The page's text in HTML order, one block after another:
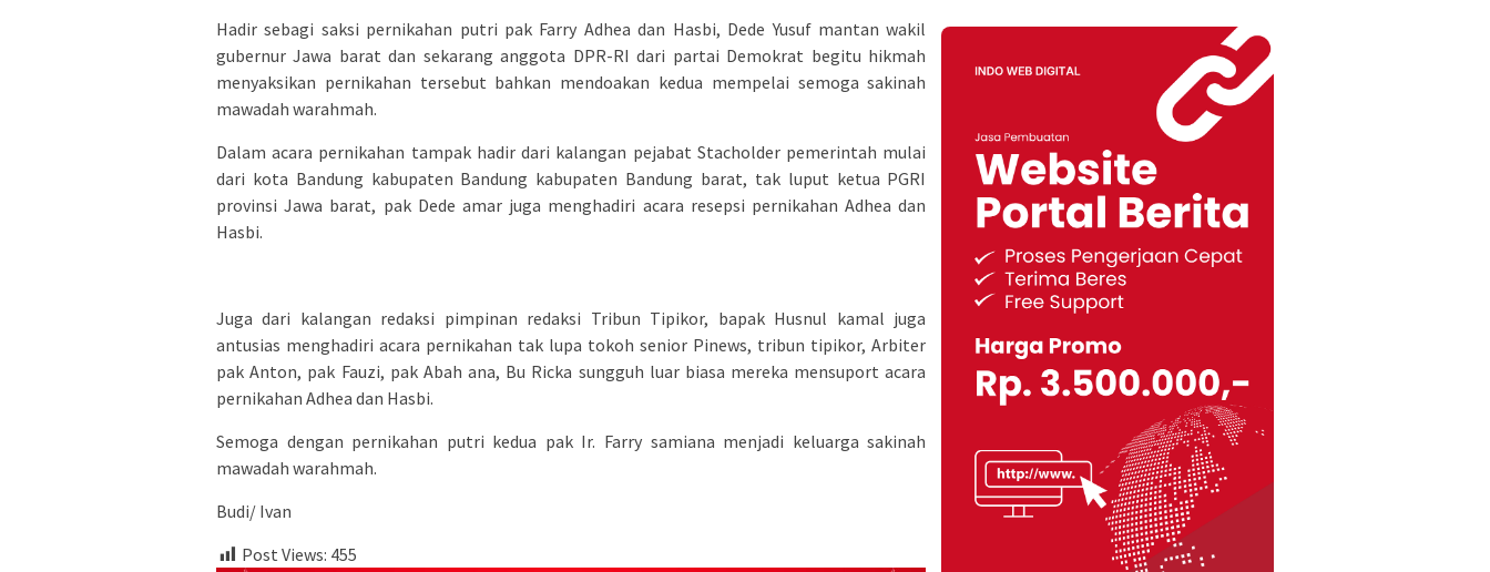
Hadir sebagi saksi pernikahan putri pak Farry Adhea dan Hasbi, Dede Yusuf mantan wakil
gubernur Jawa barat dan sekarang anggota DPR-RI dari partai Demokrat begitu hikmah
menyaksikan pernikahan tersebut bahkan mendoakan kedua mempelai semoga sakinah
mawadah warahmah.
Dalam acara pernikahan tampak hadir dari kalangan pejabat Stacholder pemerintah mulai
dari kota Bandung kabupaten Bandung kabupaten Bandung barat, tak luput ketua PGRI
provinsi Jawa barat, pak Dede amar juga menghadiri acara resepsi pernikahan Adhea dan
Hasbi.
Juga dari kalangan redaksi pimpinan redaksi Tribun Tipikor, bapak Husnul kamal juga
antusias menghadiri acara pernikahan tak lupa tokoh senior Pinews, tribun tipikor, Arbiter
pak Anton, pak Fauzi, pak Abah ana, Bu Ricka sungguh luar biasa mereka mensuport acara
pernikahan Adhea dan Hasbi.
Semoga dengan pernikahan putri kedua pak Ir. Farry samiana menjadi keluarga sakinah
mawadah warahmah.
Budi/ Ivan
Post Views: 455